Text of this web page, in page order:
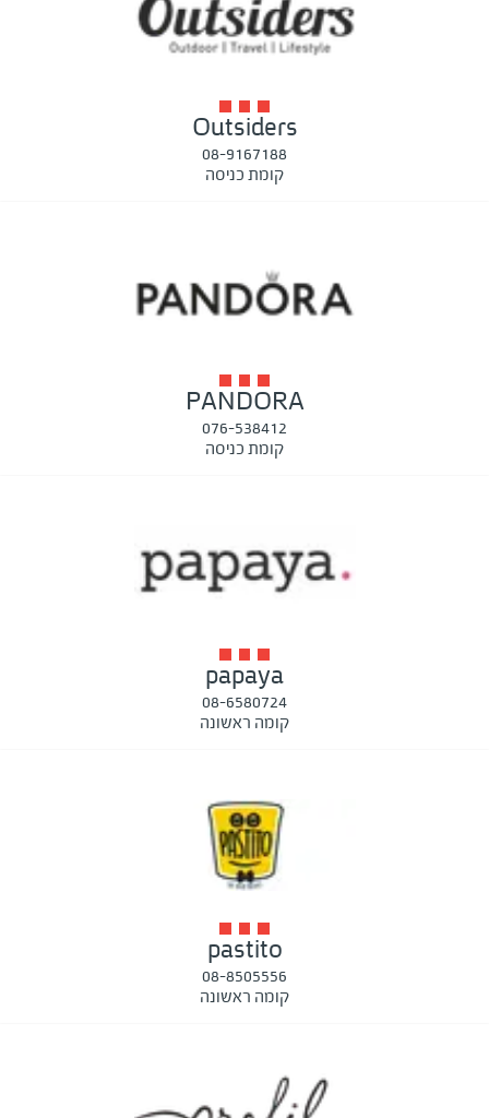
Outsiders
08-9167188
קומת כניסה
PANDORA
076-538412
קומת כניסה
papaya
08-6580724
קומה ראשונה
pastito
08-8505556
קומה ראשונה